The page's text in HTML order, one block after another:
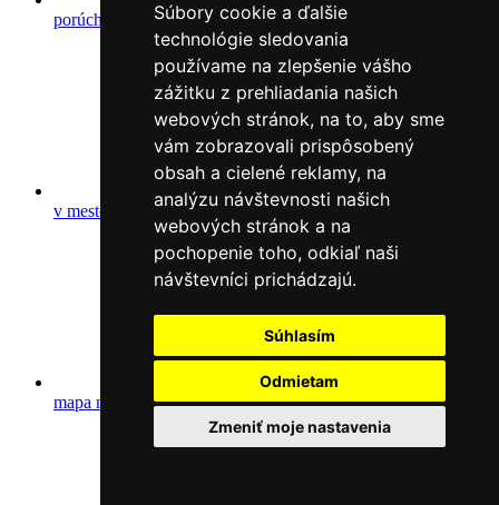
Súbory cookie a ďalšie
technológie sledovania
používame na zlepšenie vášho
zážitku z prehliadania našich
webových stránok, na to, aby sme
vám zobrazovali prispôsobený
obsah a cielené reklamy, na
analýzu návštevnosti našich
webových stránok a na
pochopenie toho, odkiaľ naši
návštevníci prichádzajú.
Súhlasím
Odmietam
Zmeniť moje nastavenia
porúch
v meste
mapa mesta Krásno n/K